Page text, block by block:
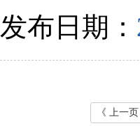
发布日期：
《 上一页